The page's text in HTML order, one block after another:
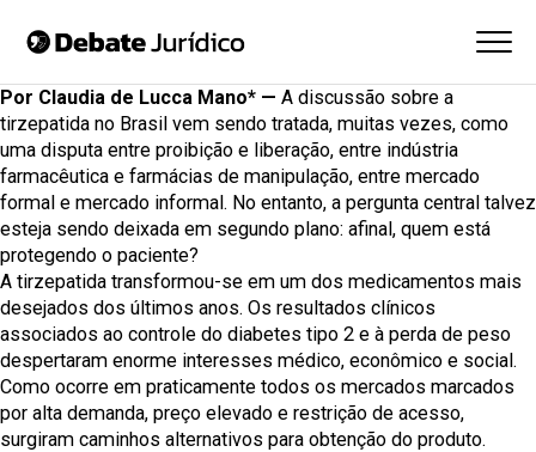
Por Claudia de Lucca Mano* — A discussão sobre a
tirzepatida no Brasil vem sendo tratada, muitas vezes, como
uma disputa entre proibição e liberação, entre indústria
farmacêutica e farmácias de manipulação, entre mercado
formal e mercado informal. No entanto, a pergunta central talvez
esteja sendo deixada em segundo plano: afinal, quem está
protegendo o paciente?
A tirzepatida transformou-se em um dos medicamentos mais
desejados dos últimos anos. Os resultados clínicos
associados ao controle do diabetes tipo 2 e à perda de peso
despertaram enorme interesses médico, econômico e social.
Como ocorre em praticamente todos os mercados marcados
por alta demanda, preço elevado e restrição de acesso,
surgiram caminhos alternativos para obtenção do produto.